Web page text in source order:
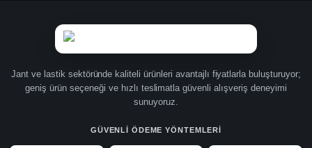
Jant ve lastik sektöründe kaliteli ürünleri avantajlı fiyatlarla buluşturuyor;
geniş ürün seçeneği ve hızlı teslimatla güvenli alışveriş deneyimi
sunuyoruz.
GÜVENLI ÖDEME YÖNTEMLERI